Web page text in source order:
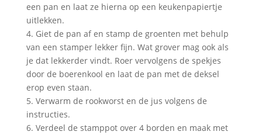
een pan en laat ze hierna op een keukenpapiertje
uitlekken.
4. Giet de pan af en stamp de groenten met behulp
van een stamper lekker fijn. Wat grover mag ook als
je dat lekkerder vindt. Roer vervolgens de spekjes
door de boerenkool en laat de pan met de deksel
erop even staan.
5. Verwarm de rookworst en de jus volgens de
instructies.
6. Verdeel de stamppot over 4 borden en maak met